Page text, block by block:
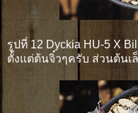
รูปที่ 12 Dyckia HU-5 X
ตั้งแต่ต้นจิ๋วๆครับ ส่วนต้นเ